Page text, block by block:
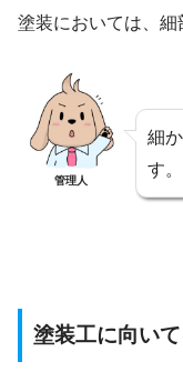
塗装においては、細
管理人
細
す。
塗装工に向い